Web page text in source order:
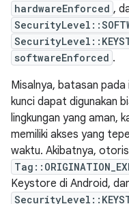
hardwareEnforced ,
softwareEnforced .
Misalnya, batasan
kunci dapat digunakan
lingkungan yang aman,
memiliki akses yang
waktu. Akibatnya,
Keystore di Android,